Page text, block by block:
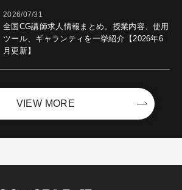
2026/07/31
全国CG講師求人情報まとめ。授業内容、使用
ツール、ギャランティを一挙紹介【2026年6
月更新】
VIEW MORE